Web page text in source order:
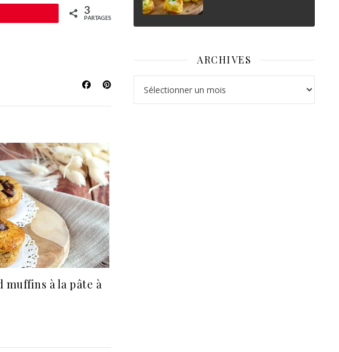
3
PARTAGES
muffins à la pâte à
ARCHIVES